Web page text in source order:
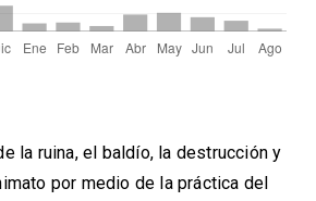
la ruina, el baldío, la destrucción y
por medio de la práctica del